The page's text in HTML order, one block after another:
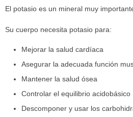
El potasio es un mineral muy
Su cuerpo necesita potasio para:
Mejorar la salud cardíaca
Asegurar la adecuada función
Mantener la salud ósea
Controlar el equilibrio acidobásico
Descomponer y usar los